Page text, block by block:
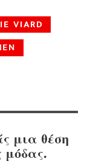
VIARD
μια θέση
μόδας.